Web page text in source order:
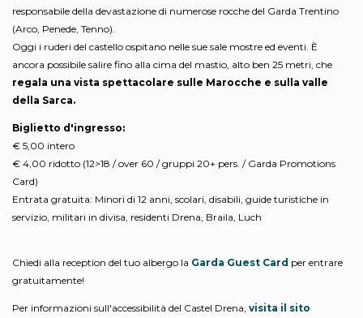
responsabile della devastazione di numerose rocche del Garda Trentino
(Arco, Penede, Tenno).
Oggi i ruderi del castello ospitano nelle sue sale mostre ed eventi. È
ancora possibile salire fino alla cima del mastio, alto ben 25 metri, che
regala una vista spettacolare sulle Marocche e sulla valle
della Sarca.
Biglietto d'ingresso:
€ 5,00 intero
€ 4,00 ridotto (12>18 / over 60 / gruppi 20+ pers. / Garda Promotions
Card)
Entrata gratuita: Minori di 12 anni, scolari, disabili, guide turistiche in
servizio, militari in divisa, residenti Drena, Braila, Luch
Chiedi alla reception del tuo albergo la Garda Guest Card per entrare
gratuitamente!
Per informazioni sull'accessibilità del Castel Drena, visita il sito